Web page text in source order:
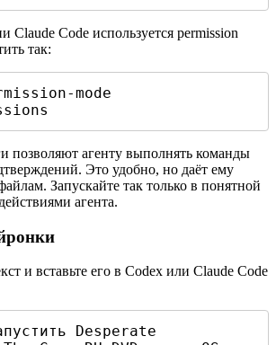
Claude Code используется permission
так:
mode
позволяют агенту выполнять команды
Это удобно, но даёт ему
Запускайте так только в понятной
агента.
и вставьте его в Codex или Claude Code
Desperate